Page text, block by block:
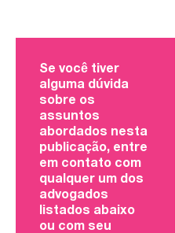
Se você tiver
alguma dúvida
sobre os
assuntos
abordados nesta
publicação, entre
em contato com
qualquer um dos
advogados
listados abaixo
ou com seu